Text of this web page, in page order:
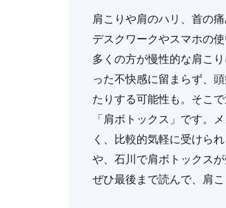
肩こりや肩のハリ、首の
デスクワークやスマホの
多くの方が慢性的な肩こ
った不快感に留まらず、
たりする可能性も。そこ
「肩ボトックス」です。
く、比較的気軽に受けら
や、石川で肩ボトックス
ぜひ最後まで読んで、肩